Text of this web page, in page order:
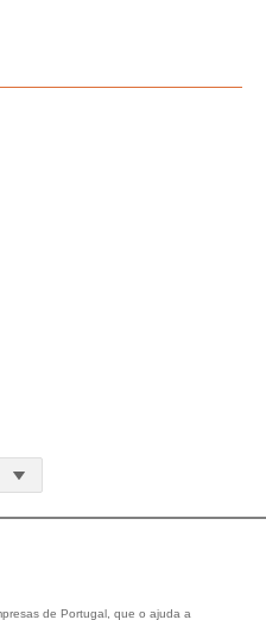
de Portugal, que o ajuda a